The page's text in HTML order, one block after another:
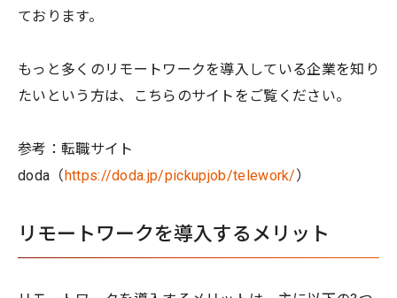
ております。
もっと多くのリモートワークを導入している企業を知り
たいという方は、こちらのサイトをご覧ください。
参考：転職サイト
doda（https://doda.jp/pickupjob/telework/）
リモートワークを導入するメリット